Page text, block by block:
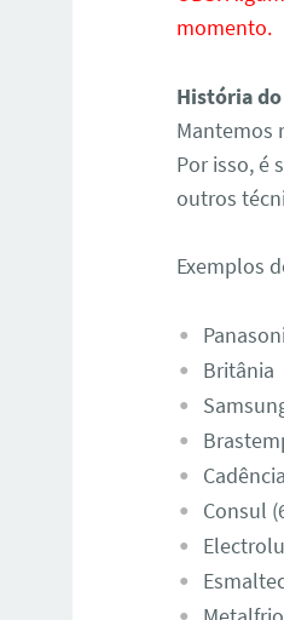
momento.
História
Mantemos
Por isso, é
outros
Exemplos
Britânia
Consul